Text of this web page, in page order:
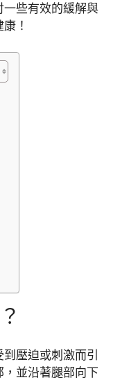
些有效的緩解與
！
壓迫或刺激而引
並沿著腿部向下